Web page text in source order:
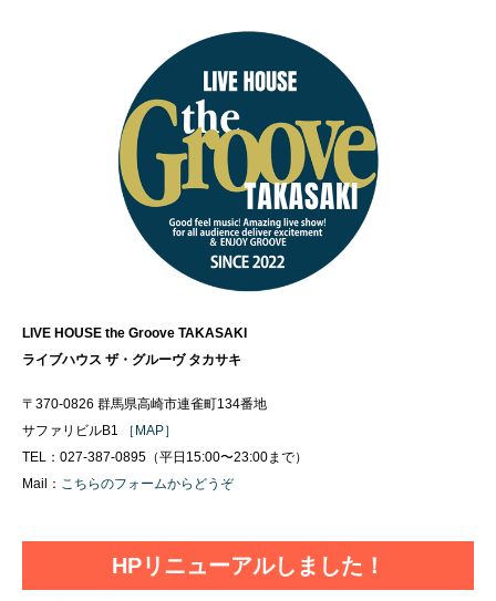
LIVE HOUSE the Groove TAKASAKI
ライブハウス ザ・グルーヴ タカサキ
〒370-0826 群馬県高崎市連雀町134番地
サファリビルB1
［MAP］
TEL：027-387-0895（平日15:00〜23:00まで）
Mail： こちらのフォームからどうぞ
HPリニューアルしました！